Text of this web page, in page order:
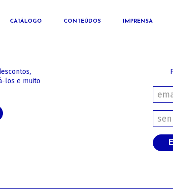
CATÁLOGO CONTEÚDOS IMPRENSA
los e muito